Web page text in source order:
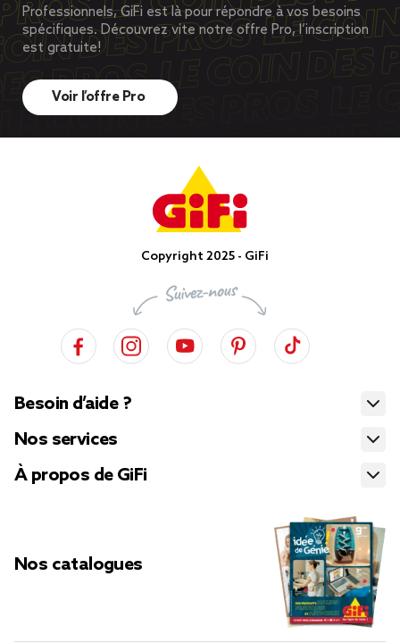
Professionnels, GiFi est là pour répondre à vos besoins
spécifiques. Découvrez vite notre offre Pro, l’inscription
est gratuite!
Voir l’offre Pro
Copyright 2025 - GiFi
Besoin d’aide ?
Nos services
À propos de GiFi
Nos catalogues